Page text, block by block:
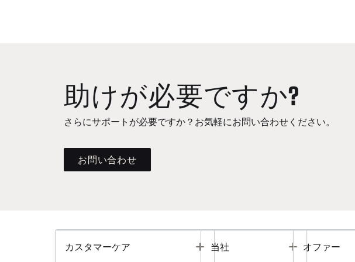
助けが必要ですか?
さらにサポートが必要ですか？お気軽にお問い合わせください。
お問い合わせ
カスタマーケア Toggle
当社 Toggle
オファー